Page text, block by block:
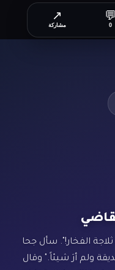
الفخار!". سأل جحا
ولم أرَ شيئاً." وقال
💬
0
↗
مشاركة